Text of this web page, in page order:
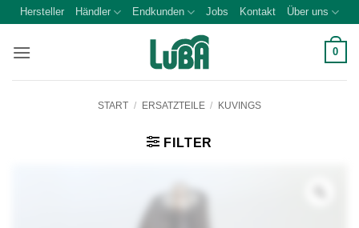
Zum
springen
Hersteller Händler Endkunden Jobs Kontakt Über uns
0
START / ERSATZTEILE / KUVINGS
FILTER